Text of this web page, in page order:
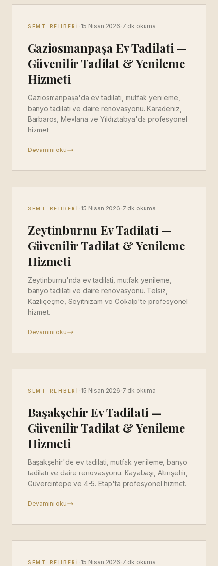
SEMT REHBERI 15 Nisan 2026 7 dk okuma
Gaziosmanpaşa Ev Tadilati —
Güvenilir Tadilat & Yenileme
Hizmeti
Gaziosmanpaşa'da ev tadilati, mutfak yenileme,
banyo tadilatı ve daire renovasyonu. Karadeniz,
Barbaros, Mevlana ve Yıldıztabya'da profesyonel
hizmet.
Devamını oku
SEMT REHBERI 15 Nisan 2026 7 dk okuma
Zeytinburnu Ev Tadilati —
Güvenilir Tadilat & Yenileme
Hizmeti
Zeytinburnu'nda ev tadilati, mutfak yenileme,
banyo tadilatı ve daire renovasyonu. Telsiz,
Kazlıçeşme, Seyitnizam ve Gökalp'te profesyonel
hizmet.
Devamını oku
SEMT REHBERI 15 Nisan 2026 7 dk okuma
Başakşehir Ev Tadilati —
Güvenilir Tadilat & Yenileme
Hizmeti
Başakşehir'de ev tadilati, mutfak yenileme, banyo
tadilatı ve daire renovasyonu. Kayabaşı, Altınşehir,
Güvercintepe ve 4-5. Etap'ta profesyonel hizmet.
Devamını oku
SEMT REHBERI 15 Nisan 2026 7 dk okuma